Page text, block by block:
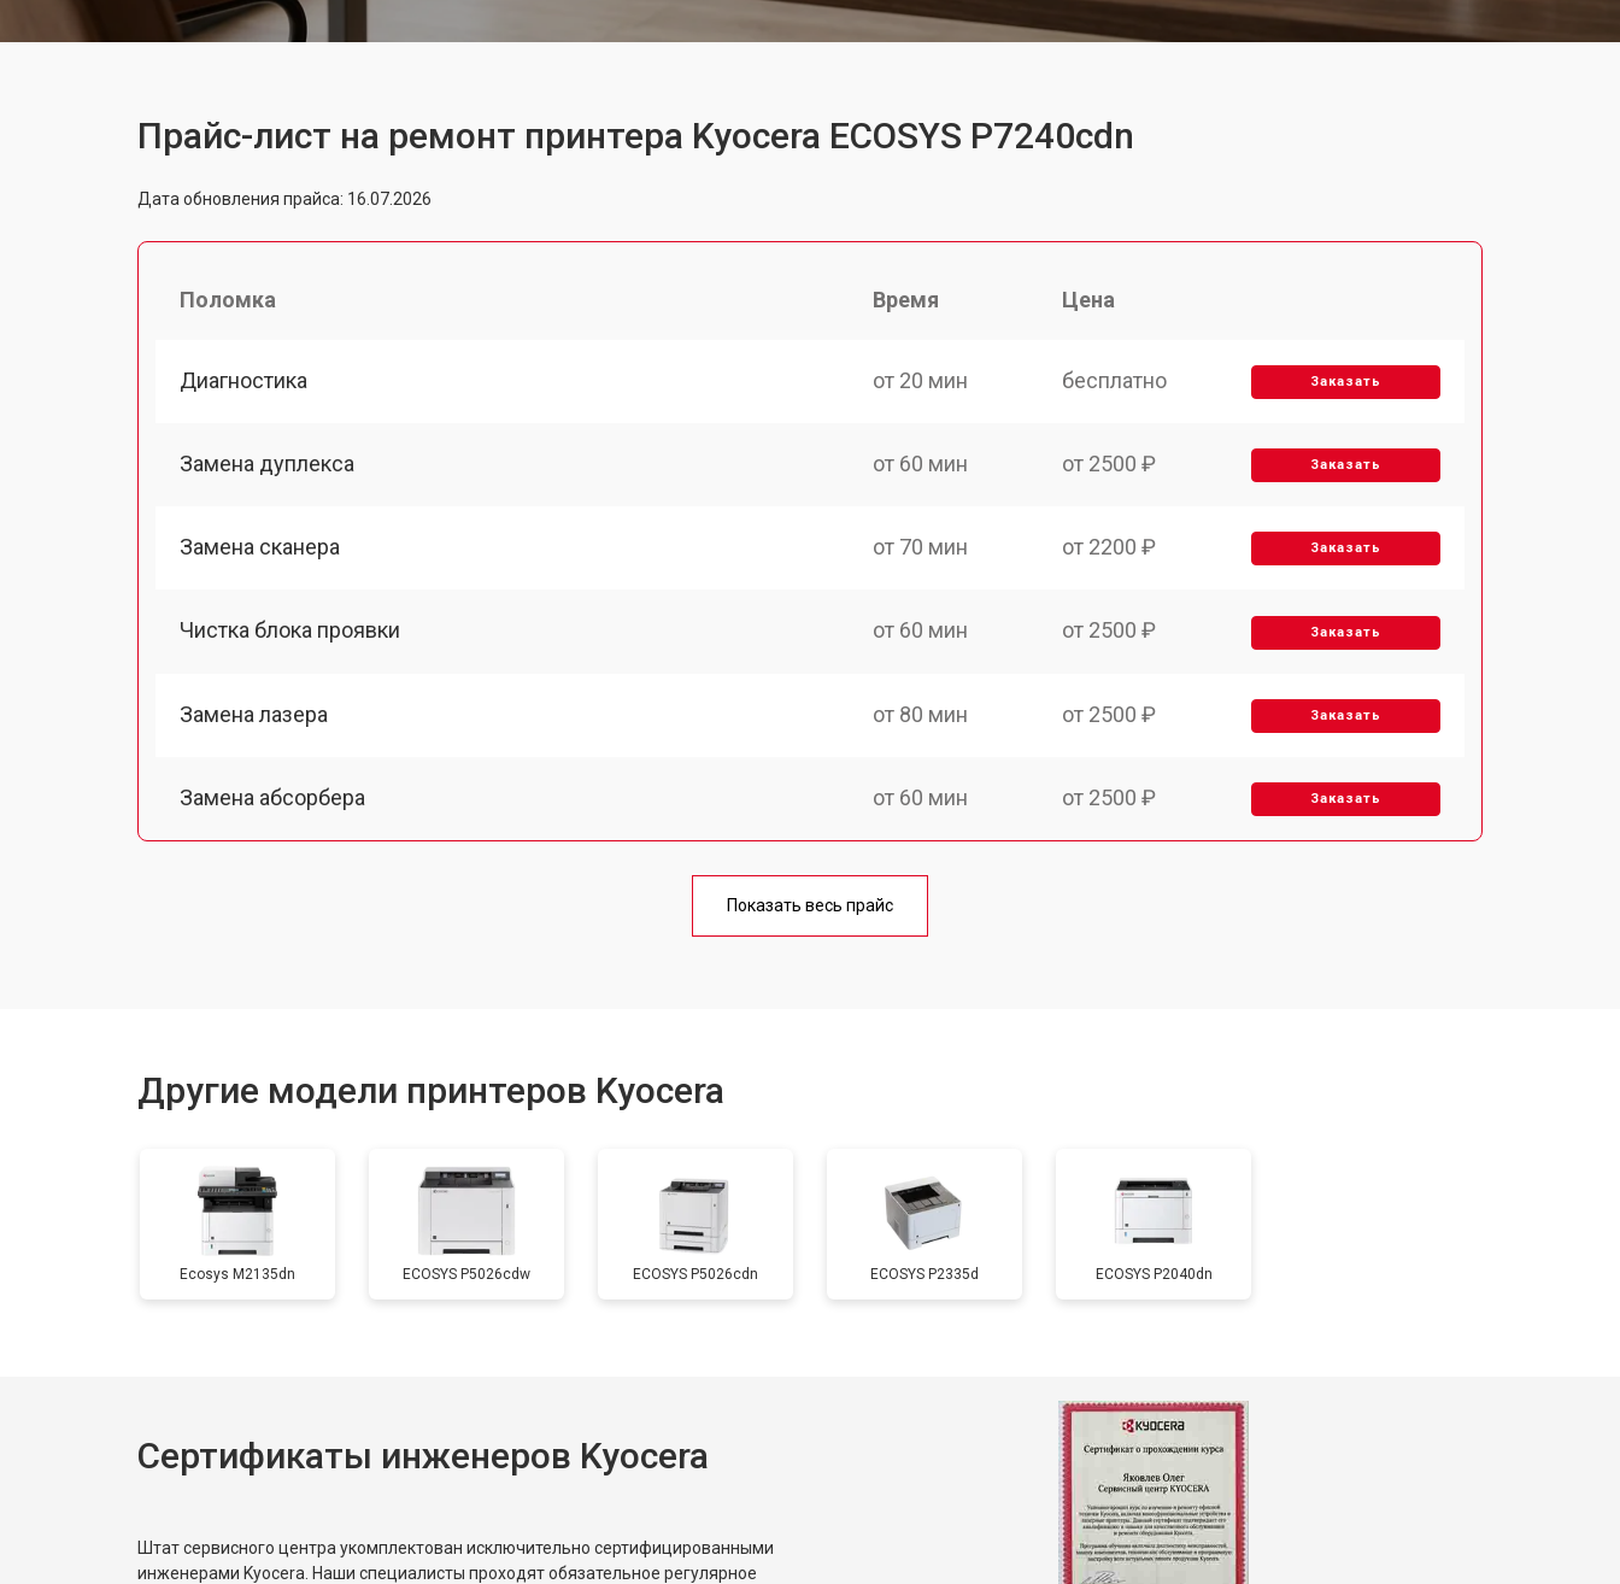
Прайс-лист на ремонт принтера Kyocera ECOSYS P7240cdn
Дата обновления прайса: 16.07.2026
Поломка Время Цена
Диагностика от 20 мин бесплатно Заказать
Замена дуплекса от 60 мин от 2500 ₽ Заказать
Замена сканера от 70 мин от 2200 ₽ Заказать
Чистка блока проявки от 60 мин от 2500 ₽ Заказать
Замена лазера от 80 мин от 2500 ₽ Заказать
Замена абсорбера от 60 мин от 2500 ₽ Заказать
от 100 мин
Замена печатной головки от 80 мин
Замена каретки от 60 мин от 2600 ₽
Замена блока питания от 2300 ₽
Замена вала от 2600 ₽
Показать весь прайс
Другие модели принтеров Kyocera
Ecosys M2135dn ECOSYS P5026cdw ECOSYS P5026cdn ECOSYS P2335d ECOSYS P2040dn
Сертификаты инженеров Kyocera
Штат сервисного центра укомплектован исключительно сертифицированными
инженерами Kyocera. Наши специалисты проходят обязательное регулярное